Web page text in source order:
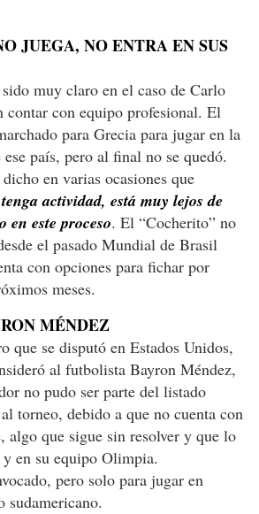
JUEGA, NO ENTRA EN SUS
muy claro en el caso de Carlo
contar con equipo profesional. El
para Grecia para jugar en la
país, pero al final no se quedó.
en varias ocasiones que
actividad, está muy lejos de
en este proceso. El “Cocherito” no
el pasado Mundial de Brasil
con opciones para fichar por
meses.
MÉNDEZ
que se disputó en Estados Unidos,
al futbolista Bayron Méndez,
no pudo ser parte del listado
torneo, debido a que no cuenta con
algo que sigue sin resolver y que lo
en su equipo Olimpia.
pero solo para jugar en
sudamericano.